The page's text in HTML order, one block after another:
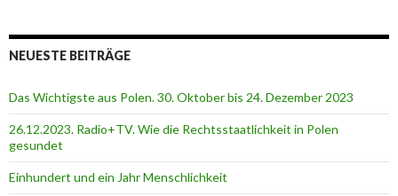
NEUESTE BEITRÄGE
Das Wichtigste aus Polen. 30. Oktober bis 24. Dezember 2023
26.12.2023. Radio+TV. Wie die Rechtsstaatlichkeit in Polen
gesundet
Einhundert und ein Jahr Menschlichkeit